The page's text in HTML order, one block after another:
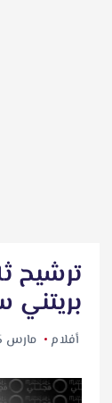
ترشيح
بريتني
أفلام مارس 25, 2025